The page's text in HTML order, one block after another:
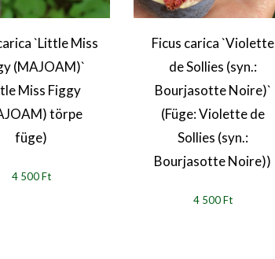
`Little Miss
(MAJOAM)`
Miss Figgy
törpe
füge)
4 500 Ft
Ficus carica `Violette
de Sollies (syn.:
Bourjasotte Noire)`
(Füge: Violette de
Sollies (syn.:
Bourjasotte Noire))
4 500 Ft